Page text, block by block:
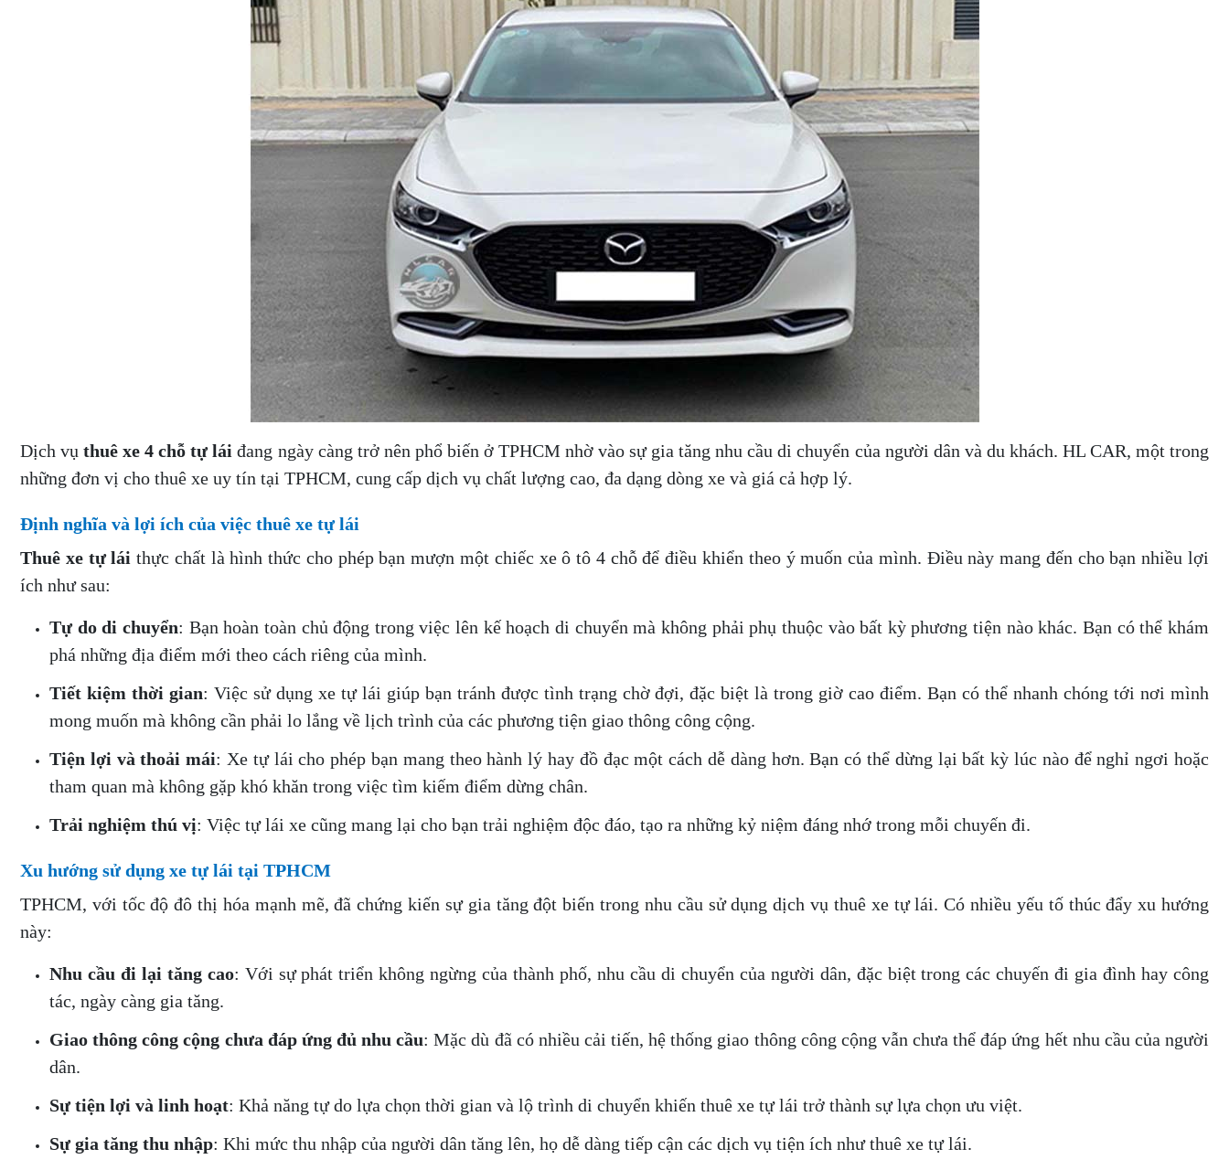
Dịch vụthuê xe 4 chỗ tự lái đang ngày càng trở nên phổ biến ở TPHCM nhờ vào sự gia tăng nhu cầu di chuyển của người dân và du khách. HL CAR, một trong
những đơn vị cho thuê xe uy tín tại TPHCM, cung cấp dịch vụ chất lượng cao, đa dạng dòng xe và giá cả hợp lý.
Định nghĩa và lợi ích của việc thuê xe tự lái
Thuê xe tự lái thực chất là hình thức cho phép bạn mượn một chiếc xe ô tô 4 chỗ để điều khiển theo ý muốn của mình. Điều này mang đến cho bạn nhiều lợi
ích như sau:
Tự do di chuyển: Bạn hoàn toàn chủ động trong việc lên kế hoạch di chuyển mà không phải phụ thuộc vào bất kỳ phương tiện nào khác. Bạn có thể khám
phá những địa điểm mới theo cách riêng của mình.
Tiết kiệm thời gian: Việc sử dụng xe tự lái giúp bạn tránh được tình trạng chờ đợi, đặc biệt là trong giờ cao điểm. Bạn có thể nhanh chóng tới nơi mình
mong muốn mà không cần phải lo lắng về lịch trình của các phương tiện giao thông công cộng.
Tiện lợi và thoải mái: Xe tự lái cho phép bạn mang theo hành lý hay đồ đạc một cách dễ dàng hơn. Bạn có thể dừng lại bất kỳ lúc nào để nghỉ ngơi hoặc
tham quan mà không gặp khó khăn trong việc tìm kiếm điểm dừng chân.
Trải nghiệm thú vị: Việc tự lái xe cũng mang lại cho bạn trải nghiệm độc đáo, tạo ra những kỷ niệm đáng nhớ trong mỗi chuyến đi.
Xu hướng sử dụng xe tự lái tại TPHCM
TPHCM, với tốc độ đô thị hóa mạnh mẽ, đã chứng kiến sự gia tăng đột biến trong nhu cầu sử dụng dịch vụ thuê xe tự lái. Có nhiều yếu tố thúc đẩy xu hướng
này:
Nhu cầu đi lại tăng cao: Với sự phát triển không ngừng của thành phố, nhu cầu di chuyển của người dân, đặc biệt trong các chuyến đi gia đình hay công
tác, ngày càng gia tăng.
Giao thông công cộng chưa đáp ứng đủ nhu cầu: Mặc dù đã có nhiều cải tiến, hệ thống giao thông công cộng vẫn chưa thể đáp ứng hết nhu cầu của người
dân.
Sự tiện lợi và linh hoạt: Khả năng tự do lựa chọn thời gian và lộ trình di chuyển khiến thuê xe tự lái trở thành sự lựa chọn ưu việt.
Sự gia tăng thu nhập: Khi mức thu nhập của người dân tăng lên, họ dễ dàng tiếp cận các dịch vụ tiện ích như thuê xe tự lái.